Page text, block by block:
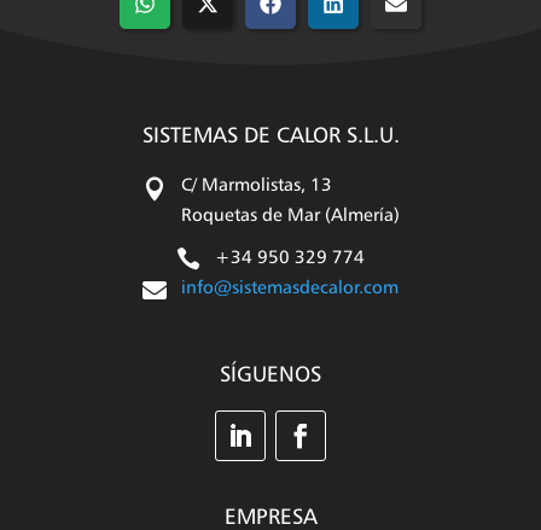
Compartir
en
CompartirCompartir
en
Compartir
en
Compartir
SISTEMAS DE CALOR S.L.U.

C/ Marmolistas, 13
Roquetas de Mar (Almería)
 +34 950 329 774
 info@sistemasdecalor.com
SÍGUENOS
EMPRESA